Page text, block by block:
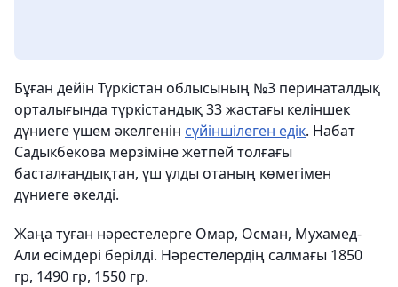
Бұған дейін Түркістан облысының №3 перинаталдық
орталығында түркістандық 33 жастағы келіншек
дүниеге үшем әкелгенін сүйіншілеген едік. Набат
Садыкбекова мерзіміне жетпей толғағы
басталғандықтан, үш ұлды отаның көмегімен
дүниеге әкелді.
Жаңа туған нәрестелерге Омар, Осман, Мухамед-
Али есімдері берілді. Нәрестелердің салмағы 1850
гр, 1490 гр, 1550 гр.